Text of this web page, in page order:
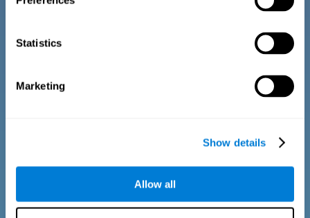
Statistics
Marketing
Show details
Allow all
Consta de una serie de ítems de fácil respuesta que deben ser
cumplimentados por el tutor o profesional responsable de la
física apropiada), Bienestar psicológico (un buen estado de
nuestros procesos cognitivos y emocionales) y Bienestar social
(mantener unas relaciones sanas y ricas con las personas de
Criterios diagnósticos en adultos y mayores